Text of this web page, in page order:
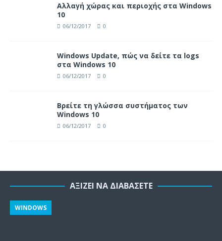
Αλλαγή χώρας και περιοχής στα Windows
10
06/12/2017 0
Windows Update, πώς να δείτε τα logs
στα Windows 10
06/12/2017 0
Βρείτε τη γλώσσα συστήματος των
Windows 10
06/12/2017 0
ΑΞΊΖΕΙ ΝΑ ΔΙΑΒΆΣΕΤΕ
WINDOWS